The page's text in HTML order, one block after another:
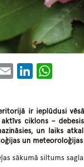
Telegram
EmailLinkedIn
ir ieplūdusi
ciklons –
un laiks
un
sākumā siltums